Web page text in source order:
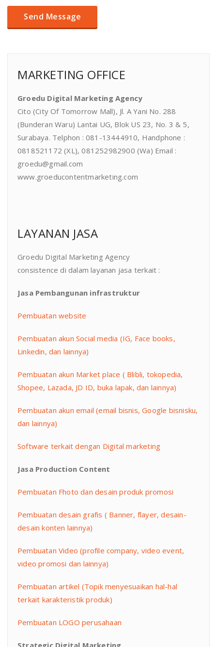
MARKETING OFFICE
Groedu Digital Marketing Agency
Cito (City Of Tomorrow Mall), Jl. A Yani No. 288
(Bunderan Waru) Lantai UG, Blok US 23, No. 3 & 5,
Surabaya. Telphon : 081-13444910, Handphone :
0818521172 (XL), 081252982900 (Wa) Email :
groedu@gmail.com
www.groeducontentmarketing.com
LAYANAN JASA
Groedu Digital Marketing Agency
consistence di dalam layanan jasa terkait :
Jasa Pembangunan infrastruktur
Pembuatan website
Pembuatan akun Social media (IG, Face books,
Linkedin, dan lainnya)
Pembuatan akun Market place ( Blibli, tokopedia,
Shopee, Lazada, JD ID, buka lapak, dan lainnya)
Pembuatan akun email (email bisnis, Google bisnisku,
dan lainnya)
Software terkait dengan Digital marketing
Jasa Production Content
Pembuatan Fhoto dan desain produk promosi
Pembuatan desain grafis ( Banner, flayer, desain-
desain konten lainnya)
Pembuatan Video (profile company, video event,
video promosi dan lainnya)
Pembuatan artikel (Topik menyesuaikan hal-hal
terkait karakteristik produk)
Pembuatan LOGO perusahaan
Strategic Digital Marketing